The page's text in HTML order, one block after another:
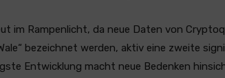
im Rampenlicht, da neue Daten von
bezeichnet werden, aktiv eine zweite
Entwicklung macht neue Bedenken